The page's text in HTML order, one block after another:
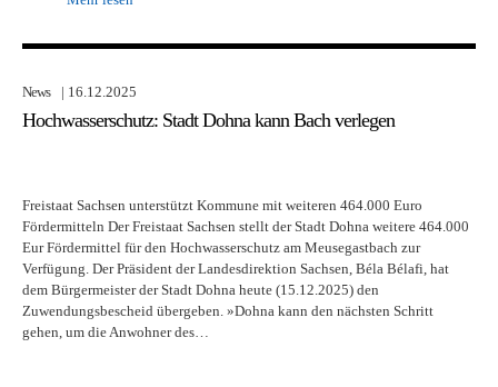
News | 16.12.2025
Hochwasserschutz: Stadt Dohna kann Bach verlegen
Freistaat Sachsen unterstützt Kommune mit weiteren 464.000 Euro
Fördermitteln Der Freistaat Sachsen stellt der Stadt Dohna weitere 464.000
Eur Fördermittel für den Hochwasserschutz am Meusegastbach zur
Verfügung. Der Präsident der Landesdirektion Sachsen, Béla Bélafi, hat
dem Bürgermeister der Stadt Dohna heute (15.12.2025) den
Zuwendungsbescheid übergeben. »Dohna kann den nächsten Schritt
gehen, um die Anwohner des…